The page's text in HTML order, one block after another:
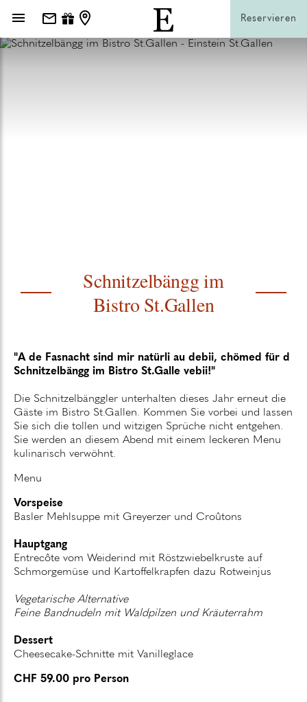
Reservieren
Schnitzelbängg im
Bistro St.Gallen
"A de Fasnacht sind mir natürli au debii, chömed für d
Schnitzelbängg im Bistro St.Galle vebii!"
Die Schnitzelbänggler unterhalten dieses Jahr erneut die
Gäste im Bistro St.Gallen. Kommen Sie vorbei und lassen
Sie sich die tollen und witzigen Sprüche nicht entgehen.
Sie werden an diesem Abend mit einem leckeren Menu
kulinarisch verwöhnt.
Menu
Vorspeise
Basler Mehlsuppe mit Greyerzer und Croûtons
Hauptgang
Entrecôte vom Weiderind mit Röstzwiebelkruste auf
Schmorgemüse und Kartoffelkrapfen dazu Rotweinjus
Vegetarische Alternative
Feine Bandnudeln mit Waldpilzen und Kräuterrahm
Dessert
Cheesecake-Schnitte mit Vanilleglace
CHF 59.00 pro Person